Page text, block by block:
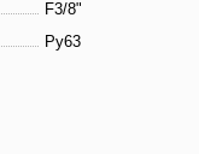
F3/8"
Ру63